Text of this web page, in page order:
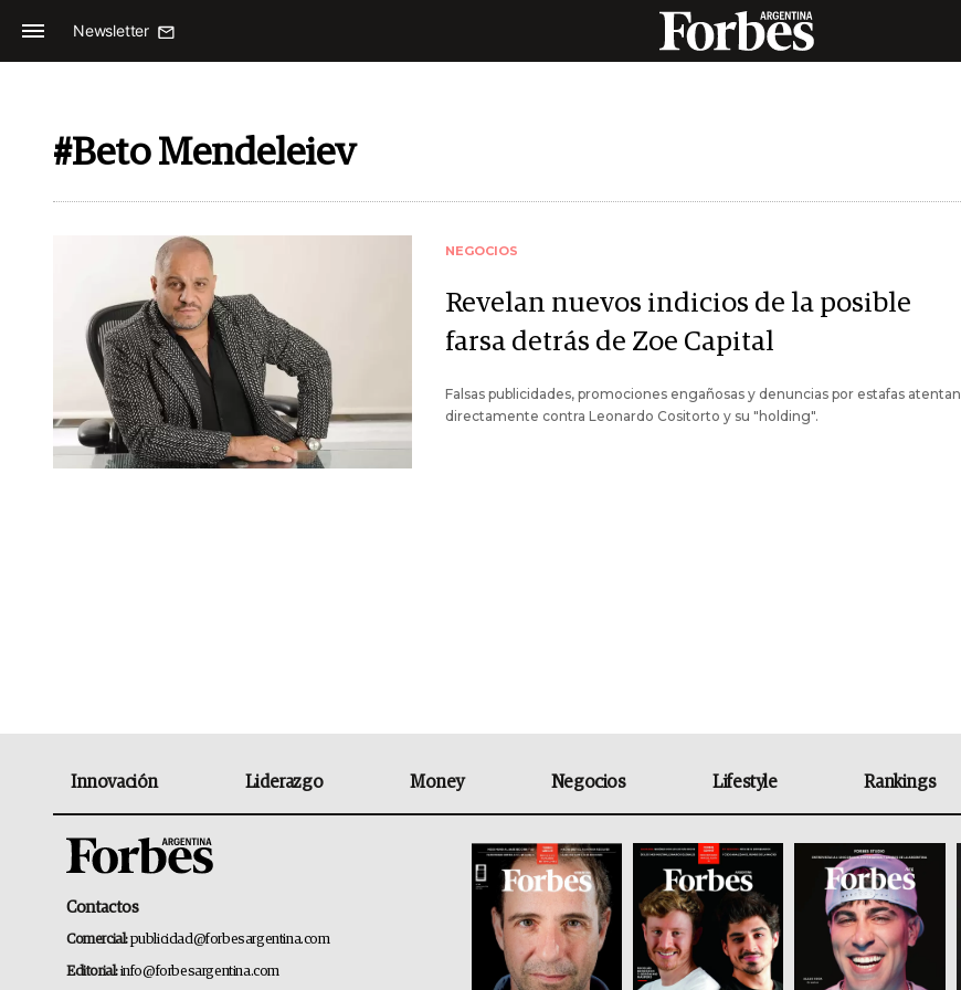
Newsletter
#Beto Mendeleiev
NEGOCIOS
Revelan nuevos indicios de la posible
farsa detrás de Zoe Capital
Falsas publicidades, promociones engañosas y denuncias por estafas atentan
directamente contra Leonardo Cositorto y su "holding".
Innovación Liderazgo Money Negocios Lifestyle Rankings
Contactos
Comercial:publicidad@forbesargentina.com
Editorial:info@forbesargentina.com